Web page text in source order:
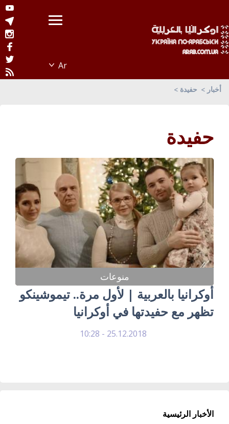
أخبار حفيدة
حفيدة
منوعات
أوكرانيا بالعربية | لأول مرة.. تيموشينكو
تظهر مع حفيدتها في أوكرانيا
25.12.2018 - 10:28
الأخبار الرئيسية